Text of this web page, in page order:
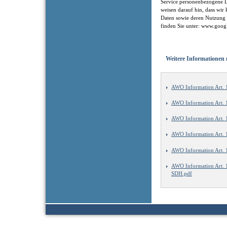
Service personenbezogene
weisen darauf hin, dass
Daten sowie deren
finden Sie unter:
Weitere Informationen
AWO Information Art.
AWO Information Art.
AWO Information Art.
AWO Information Art.
AWO Information Art.
AWO Information Art.
SDH.pdf